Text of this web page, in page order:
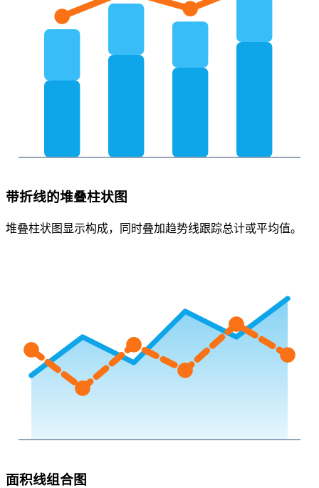
带折线的堆叠柱状图
堆叠柱状图显示构成，同时叠加趋势线跟踪总计或平均值。
面积线组合图